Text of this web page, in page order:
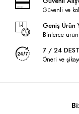
Güvenli ve
Geniş Ürün
Binlerce
7 / 24
Öneri ve